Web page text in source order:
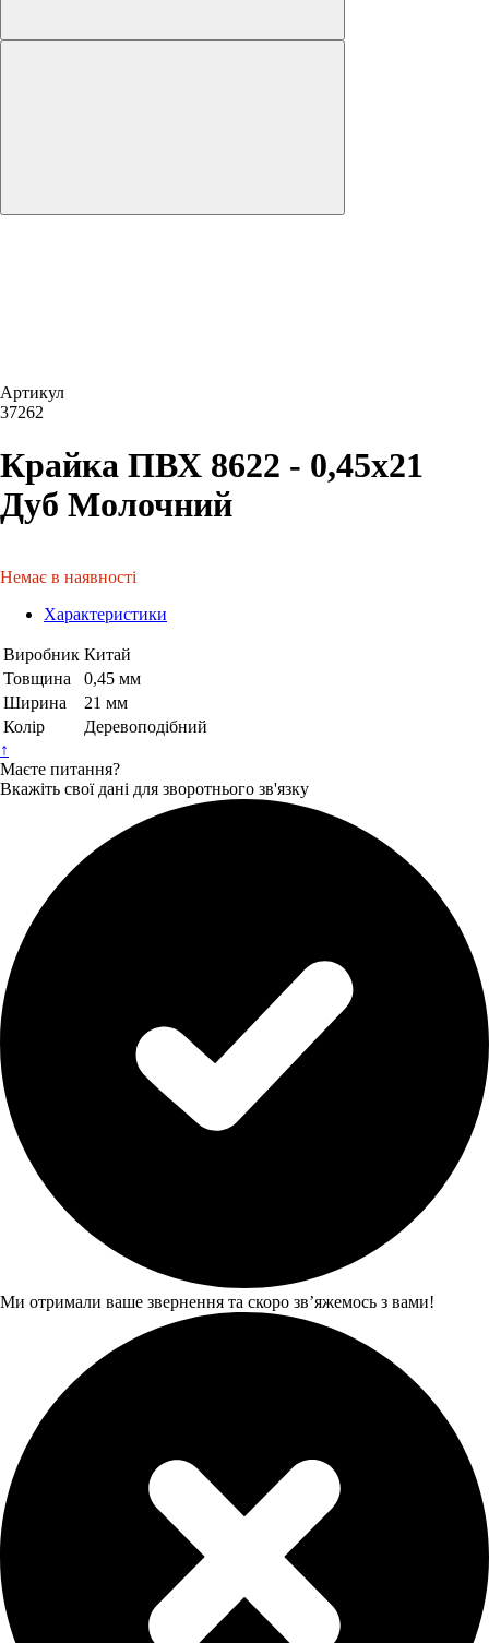
Артикул
37262
Крайка ПВХ 8622 - 0,45х21
Дуб Молочний
Немає в наявності
Характеристики
Виробник Китай
Товщина
0,45 мм
Ширина
21 мм
Колір
Деревоподібний
↑
Маєте питання?
Вкажіть свої дані для зворотнього зв'язку
Ми отримали ваше звернення та скоро звʼяжемось з вами!